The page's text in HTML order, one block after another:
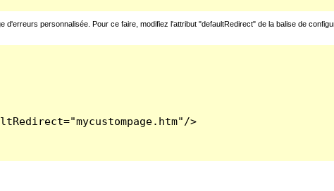
personnalisée. Pour ce faire, modifiez l'attribut "defaultRedirect" de la balise de
>